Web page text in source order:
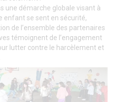
une démarche globale visant à
enfant se sent en sécurité,
de l’ensemble des partenaires
témoignent de l’engagement
lutter contre le harcèlement et